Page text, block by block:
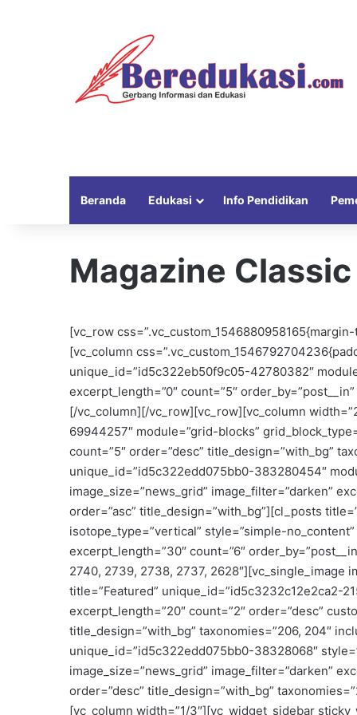
Beranda Edukasi Info Pendidikan
Magazine
[vc_row
[vc_column
unique_id=”id5c322eb50f9c05-42780382″
excerpt_length=”0″ count=”5″
[/vc_column][/vc_row][vc_row][vc_column
69944257″ module=”grid-blocks”
count=”5″ order=”desc” title_design=”with_bg”
unique_id=”id5c322edd075bb0-383280454″
image_size=”news_grid” image_filter=”darken”
order=”asc” title_design=”with_bg”][cl_posts
isotope_type=”vertical” style=”simple-
excerpt_length=”30″ count=”6″
2740, 2739, 2738, 2737, 2628″][vc_single_image
title=”Featured” unique_id=”id5c3232c12e2ca2-
excerpt_length=”20″ count=”2″ order=”desc”
title_design=”with_bg” taxonomies=”206, 204″
unique_id=”id5c322edd075bb0-38328068″
image_size=”news_grid” image_filter=”darken”
order=”desc” title_design=”with_bg”
[vc_column width=”1/3″][vc_widget_sidebar